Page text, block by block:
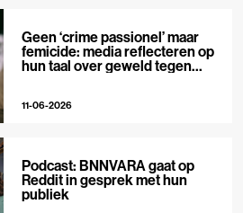
Geen ‘crime passionel’ maar
femicide: media reflecteren op
hun taal over geweld tegen
11-06-2026
Podcast: BNNVARA gaat op
Reddit in gesprek met hun
publiek